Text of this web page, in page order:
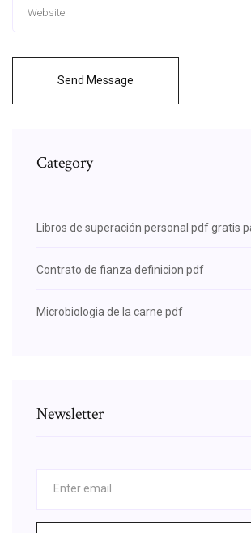
Send Message
Category
Libros de superación personal pdf gratis
Contrato de fianza definicion pdf
Microbiologia de la carne pdf
Newsletter